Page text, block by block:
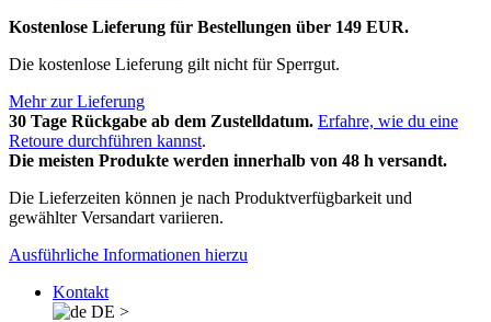
Kostenlose Lieferung für Bestellungen über 149 EUR.
Die kostenlose Lieferung gilt nicht für Sperrgut.
Mehr zur Lieferung
30 Tage Rückgabe ab dem Zustelldatum. Erfahre, wie du eine
Retoure durchführen kannst.
Die meisten Produkte werden innerhalb von 48 h versandt.
Die Lieferzeiten können je nach Produktverfügbarkeit und
gewählter Versandart variieren.
Ausführliche Informationen hierzu
Kontakt
DE >